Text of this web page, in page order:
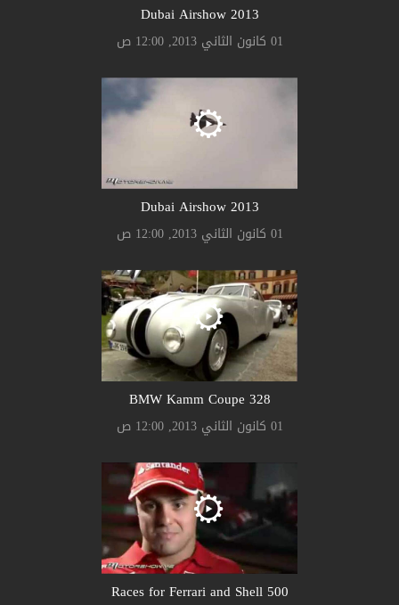
2013 Dubai Airshow
01 كانون الثاني 2013, 12:00 ص
2013 Dubai Airshow
01 كانون الثاني 2013, 12:00 ص
328 BMW Kamm Coupe
01 كانون الثاني 2013, 12:00 ص
500 Races for Ferrari and Shell